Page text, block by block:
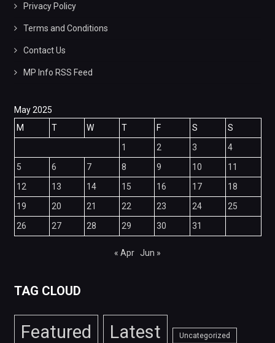
Privacy Policy
Terms and Conditions
Contact Us
MP Info RSS Feed
May 2025
M
T W T F S
S
1
2 3
4
5
6 7 8 9 10
11
12
13 14 15 16 17
18
19
20 21 22 23 24
25
26
27 28 29 30 31
« Apr Jun »
TAG CLOUD
Featured Latest Uncategorized